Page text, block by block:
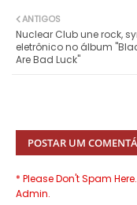
ANTIGOS
Nuclear Club une rock,
eletrônico no álbum
Are Bad Luck"
POSTAR UM
* Please Don't Spam
Admin.